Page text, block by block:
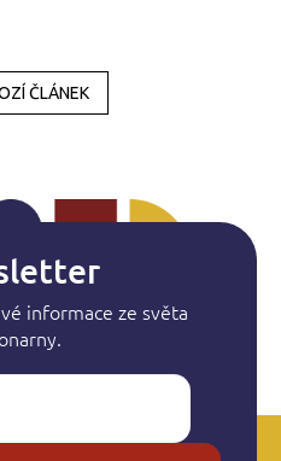
ČLÁNEK
informace ze světa